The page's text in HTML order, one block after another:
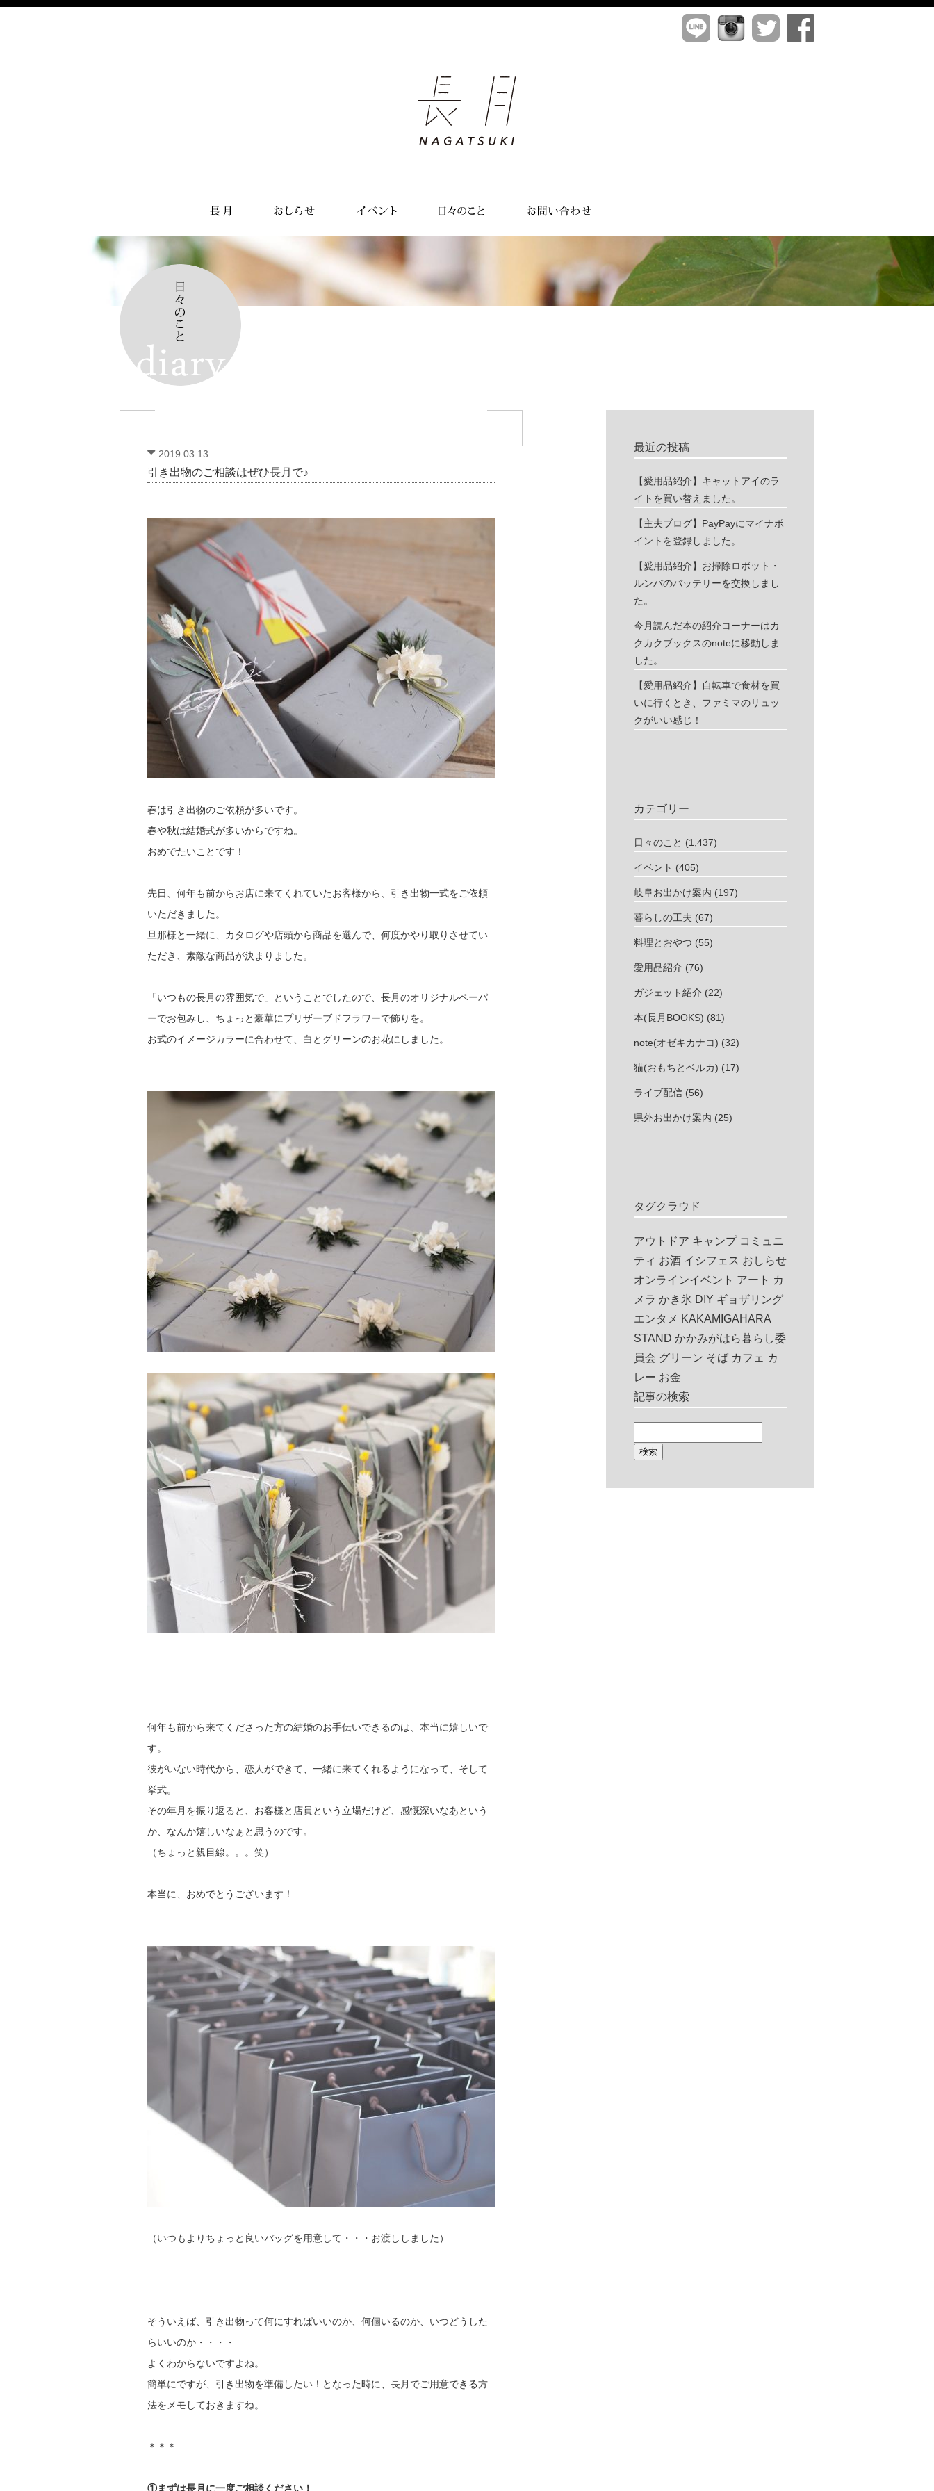
2019.03.13
引き出物のご相談はぜひ長月で♪
春は引き出物のご依頼が多いです。
春や秋は結婚式が多いからですね。
おめでたいことです！
先日、何年も前からお店に来てくれていたお客様から、引き出物一式をご依頼
いただきました。
旦那様と一緒に、カタログや店頭から商品を選んで、何度かやり取りさせてい
ただき、素敵な商品が決まりました。
「いつもの長月の雰囲気で」ということでしたので、長月のオリジナルペーパ
ーでお包みし、ちょっと豪華にプリザーブドフラワーで飾りを。
お式のイメージカラーに合わせて、白とグリーンのお花にしました。
何年も前から来てくださった方の結婚のお手伝いできるのは、本当に嬉しいで
す。
彼がいない時代から、恋人ができて、一緒に来てくれるようになって、そして
挙式。
その年月を振り返ると、お客様と店員という立場だけど、感慨深いなあという
か、なんか嬉しいなぁと思うのです。
（ちょっと親目線。。。笑）
本当に、おめでとうございます！
（いつもよりちょっと良いバッグを用意して・・・お渡ししました）
そういえば、引き出物って何にすればいいのか、何個いるのか、いつどうした
らいいのか・・・・
よくわからないですよね。
簡単にですが、引き出物を準備したい！となった時に、長月でご用意できる方
法をメモしておきますね。
＊＊＊
①まずは長月に一度ご相談ください！
最近の投稿
【愛用品紹介】キャットアイのラ
イトを買い替えました。
【主夫ブログ】PayPayにマイナポ
イントを登録しました。
【愛用品紹介】お掃除ロボット・
ルンバのバッテリーを交換しまし
た。
今月読んだ本の紹介コーナーはカ
クカクブックスのnoteに移動しま
した。
【愛用品紹介】自転車で食材を買
いに行くとき、ファミマのリュッ
クがいい感じ！
カテゴリー
日々のこと (1,437)
イベント (405)
岐阜お出かけ案内 (197)
暮らしの工夫 (67)
料理とおやつ (55)
愛用品紹介 (76)
ガジェット紹介 (22)
本(長月BOOKS) (81)
note(オゼキカナコ) (32)
猫(おもちとベルカ) (17)
ライブ配信 (56)
県外お出かけ案内 (25)
タグクラウド
アウトドア キャンプ コミュニ
ティ お酒 イシフェス おしらせ
オンラインイベント アート カ
メラ かき氷 DIY ギョザリング
エンタメ KAKAMIGAHARA
STAND かかみがはら暮らし委
員会 グリーン そば カフェ カ
レー お金
記事の検索